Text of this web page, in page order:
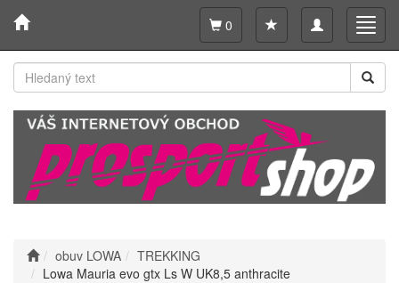
Toggle
navigation
0
obuv LOWA
TREKKING
Lowa Mauria evo gtx Ls W UK8,5 anthracite